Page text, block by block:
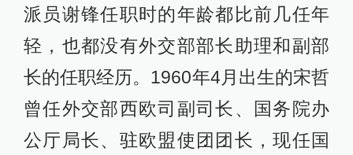
派员谢锋任职时的年龄都比前几任年
轻，也都没有外交部部长助理和副部
长的任职经历。1960年4月出生的宋哲
曾任外交部西欧司副司长、国务院办
公厅局长、驻欧盟使团团长，现任国